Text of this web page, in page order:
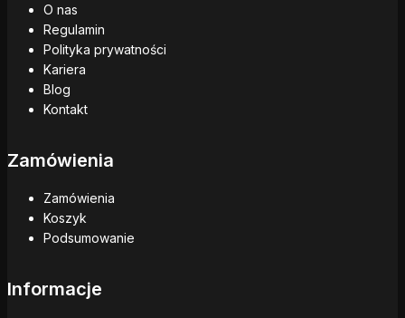
O nas
Regulamin
Polityka prywatności
Kariera
Blog
Kontakt
Zamówienia
Zamówienia
Koszyk
Podsumowanie
Informacje